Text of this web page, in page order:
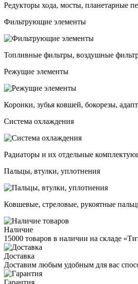
Редукторы хода, мосты, планетарные
Фильтрующие элементы
Топливные фильтры, воздушные
Режущие элементы
Коронки, зубья ковшей, бокорезы,
Система охлаждения
Радиаторы и их отдельные
Пальцы, втулки, уплотнения
Ковшевые, стреловые, рукоятные
Наличие
15000 товаров в наличии на складе
Доставка
Доставим любым удобным для вас
Гарантия